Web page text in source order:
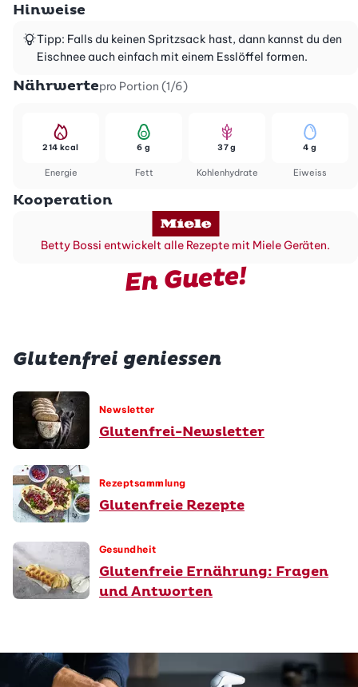
Hinweise
Tipp: Falls du keinen Spritzsack hast, dann kannst du den
Eischnee auch einfach mit einem Esslöffel formen.
Nährwertepro Portion (1/6)
Energie
214 kcal
Fett
6 g
Kohlenhydrate
37 g
Eiweiss
4 g
Kooperation
Betty Bossi entwickelt alle Rezepte mit Miele Geräten.
En Guete!
Glutenfrei geniessen
Newsletter
Glutenfrei-Newsletter
Rezeptsammlung
Glutenfreie Rezepte
Gesundheit
Glutenfreie Ernährung: Fragen
und Antworten